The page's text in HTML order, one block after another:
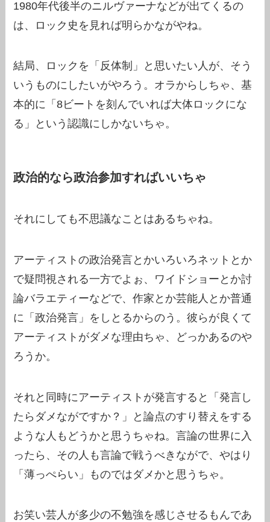
1980年代後半のニルヴァーナなどが出てくるの
は、ロック史を見れば明らかながやね。
結局、ロックを「反体制」と思いたい人が、そう
いうものにしたいがやろう。オラからしちゃ、基
本的に「8ビートを刻んでいれば大体ロックにな
る」という認識にしかないちゃ。
政治的なら政治参加すればいいちゃ
それにしても不思議なことはあるちゃね。
アーティストの政治発言とかいろいろネットとか
で疑問視される一方でよぉ、ワイドショーとか討
論バラエティーなどで、作家とか芸能人とか普通
に「政治発言」をしとるからのう。彼らが良くて
アーティストがダメな理由ちゃ、どっかあるのや
ろうか。
それと同時にアーティストが発言すると「発言し
たらダメながですか？」と論点のすり替えをする
ような人もどうかと思うちゃね。言論の世界に入
ったら、その人も言論で戦うべきながで、やはり
「薄っぺらい」ものではダメかと思うちゃ。
お笑い芸人が多少の不勉強を感じさせるもんであ